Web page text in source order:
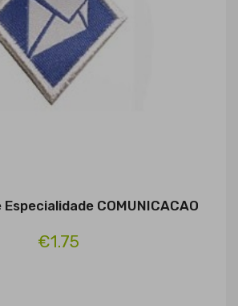
COMUNICACAO
€1.75